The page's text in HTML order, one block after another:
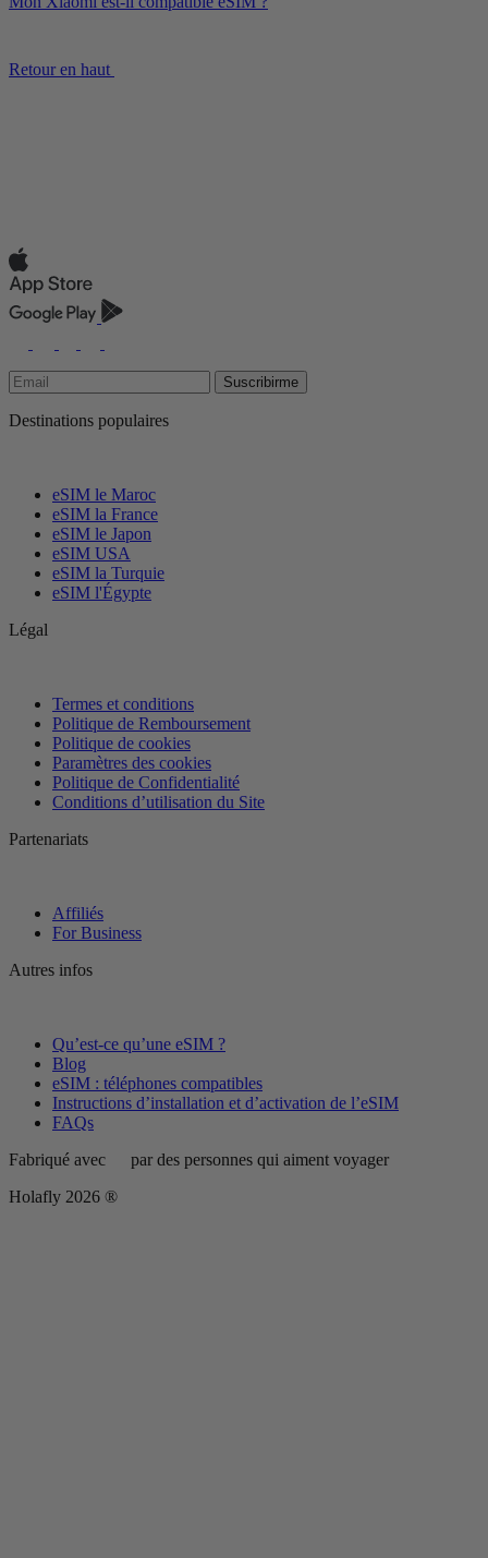
Retour en haut
Suscribirme
Destinations populaires
eSIM le Maroc
eSIM la France
eSIM le Japon
eSIM USA
eSIM la Turquie
eSIM l'Égypte
Légal
Termes et conditions
Politique de Remboursement
Politique de cookies
Paramètres des cookies
Politique de Confidentialité
Conditions d’utilisation du Site
Partenariats
Affiliés
For Business
Autres infos
Qu’est-ce qu’une eSIM ?
Blog
eSIM : téléphones compatibles
Instructions d’installation et d’activation de l’eSIM
FAQs
Fabriqué avec
par des personnes qui aiment voyager
Holafly 2026 ®